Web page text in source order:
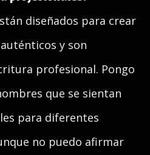
diseñados para crear
y son
profesional. Pongo
que se sientan
para diferentes
no puedo afirmar